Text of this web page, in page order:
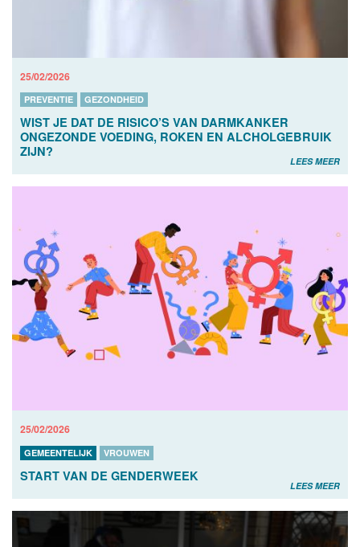
25/02/2026
PREVENTIE GEZONDHEID
WIST JE DAT DE RISICO’S VAN DARMKANKER
ONGEZONDE VOEDING, ROKEN EN ALCHOLGEBRUIK
ZIJN?
LEES MEER
25/02/2026
GEMEENTELIJK VROUWEN
START VAN DE GENDERWEEK
LEES MEER